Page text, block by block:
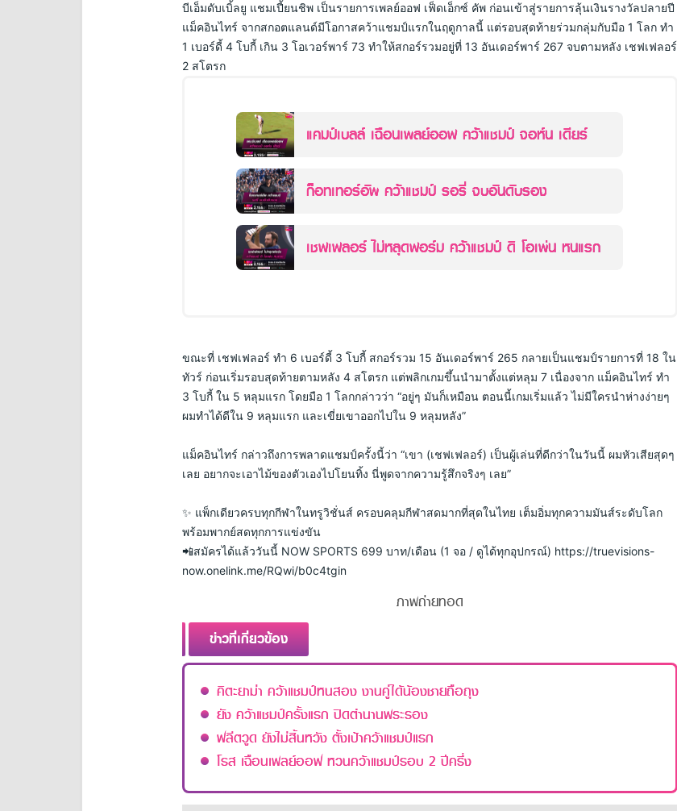
บีเอ็มดับเบิ้ลยู แชมเปี้ยนชิพ เป็นรายการเพลย์ออฟ เฟ็ดเอ็กซ์ คัพ ก่อนเข้าสู่รายการลุ้นเงินรางวัลปลายปี
แม็คอินไทร์ จากสกอตแลนด์มีโอกาสคว้าแชมป์แรกในฤดูกาลนี้ แต่รอบสุดท้ายร่วมกลุ่มกับมือ 1 โลก ทำ
1 เบอร์ดี้ 4 โบกี้ เกิน 3 โอเวอร์พาร์ 73 ทำให้สกอร์รวมอยู่ที่ 13 อันเดอร์พาร์ 267 จบตามหลัง เชฟเฟลอร์
2 สโตรก
แคมป์เบลล์ เฉือนเพลย์ออฟ คว้าแชมป์ จอห์น เดียร์
ก็อทเทอร์อัพ คว้าแชมป์ รอรี่ จบอันดับรอง
เชฟเฟลอร์ ไม่หลุดฟอร์ม คว้าแชมป์ ดิ โอเพ่น หนแรก
ขณะที่ เชฟเฟลอร์ ทำ 6 เบอร์ดี้ 3 โบกี้ สกอร์รวม 15 อันเดอร์พาร์ 265 กลายเป็นแชมป์รายการที่ 18 ใน
ทัวร์ ก่อนเริ่มรอบสุดท้ายตามหลัง 4 สโตรก แต่พลิกเกมขึ้นนำมาตั้งแต่หลุม 7 เนื่องจาก แม็คอินไทร์ ทำ
3 โบกี้ ใน 5 หลุมแรก โดยมือ 1 โลกกล่าวว่า “อยู่ๆ มันก็เหมือน ตอนนี้เกมเริ่มแล้ว ไม่มีใครนำห่างง่ายๆ
ผมทำได้ดีใน 9 หลุมแรก และเขี่ยเขาออกไปใน 9 หลุมหลัง”
แม็คอินไทร์ กล่าวถึงการพลาดแชมป์ครั้งนี้ว่า “เขา (เชฟเฟลอร์) เป็นผู้เล่นที่ดีกว่าในวันนี้ ผมหัวเสียสุดๆ
เลย อยากจะเอาไม้ของตัวเองไปโยนทิ้ง นี่พูดจากความรู้สึกจริงๆ เลย”
✨ แพ็กเดียวครบทุกกีฬาในทรูวิชั่นส์ ครอบคลุมกีฬาสดมากที่สุดในไทย เต็มอิ่มทุกความมันส์ระดับโลก
พร้อมพากย์สดทุกการแข่งขัน
📲สมัครได้แล้ววันนี้ NOW SPORTS 699 บาท/เดือน (1 จอ / ดูได้ทุกอุปกรณ์) https://truevisions-
now.onelink.me/RQwi/b0c4tgin
ภาพถ่ายทอด
ข่าวที่เกี่ยวข้อง
คิตะยาม่า คว้าแชมป์หนสอง งานคู่ได้น้องชายถือถุง
ยัง คว้าแชมป์ครั้งแรก ปิดตำนานพระรอง
ฟลีตวูด ยังไม่สิ้นหวัง ตั้งเป้าคว้าแชมป์แรก
โรส เฉือนเพลย์ออฟ หวนคว้าแชมป์รอบ 2 ปีครึ่ง